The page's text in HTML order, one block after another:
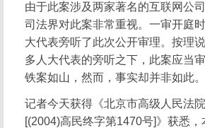
由于此案涉及两家著名的互联网公
司法界对此案非常重视。一审开庭
大代表旁听了此次公开审理。按理
多人大代表的旁听之下，此案应当
铁案如山，然而，事实却并非如此。
记者今天获得《北京市高级人民法
[(2004)高民终字第1470号]》获悉，